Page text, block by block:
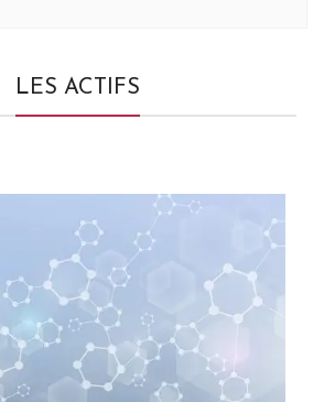
LES ACTIFS